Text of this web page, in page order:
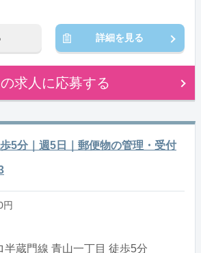
詳細を見る
求人に応募する
5分｜週5日｜郵便物の管理・受付
円
半蔵門線 青山一丁目 徒歩5分